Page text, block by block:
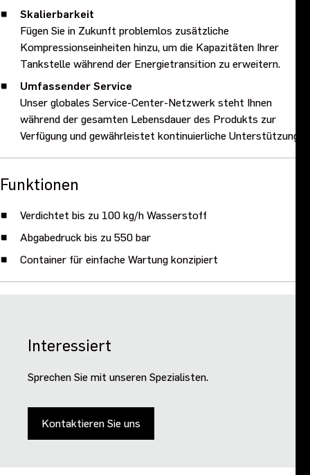
Skalierbarkeit
Fügen Sie in Zukunft problemlos zusätzliche
Kompressionseinheiten hinzu, um die Kapazitäten Ihrer
Tankstelle während der Energietransition zu erweitern.
Umfassender Service
Unser globales Service-Center-Netzwerk steht Ihnen
während der gesamten Lebensdauer des Produkts zur
Verfügung und gewährleistet kontinuierliche Unterstützung.
Funktionen
Verdichtet bis zu 100 kg/h Wasserstoff
Abgabedruck bis zu 550 bar
Container für einfache Wartung konzipiert
Interessiert
Sprechen Sie mit unseren Spezialisten.
Kontaktieren Sie uns